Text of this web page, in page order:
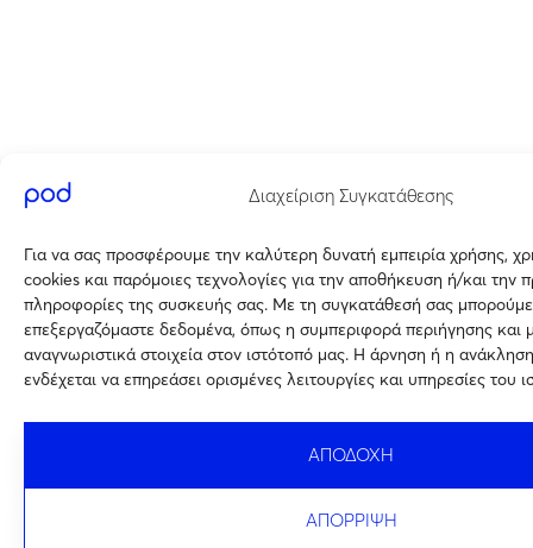
Διαχείριση Συγκατάθεσης
Για να σας προσφέρουμε την καλύτερη δυνατή εμπειρία χρήσης,
cookies και παρόμοιες τεχνολογίες για την αποθήκευση ή/και την
πληροφορίες της συσκευής σας. Με τη συγκατάθεσή σας
επεξεργαζόμαστε δεδομένα, όπως η συμπεριφορά περιήγησης και
αναγνωριστικά στοιχεία στον ιστότοπό μας. Η άρνηση ή η
ενδέχεται να επηρεάσει ορισμένες λειτουργίες και υπηρεσίες του
ΑΠΟΔΟΧΗ
ΑΠΟΡΡΙΨΗ